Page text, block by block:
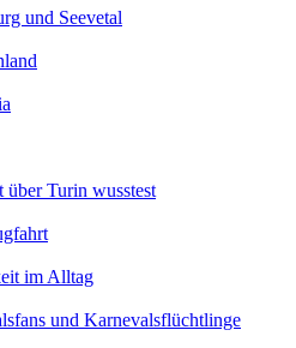
und Seevetal
über Turin wusstest
im Alltag
und Karnevalsflüchtlinge